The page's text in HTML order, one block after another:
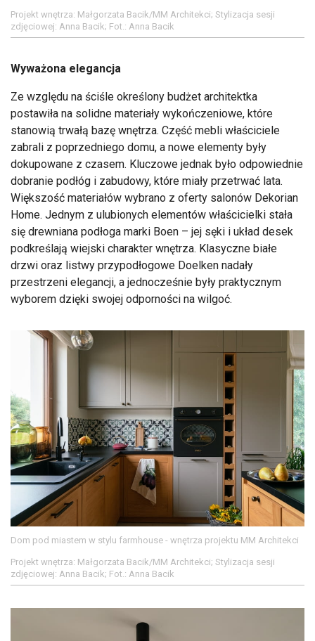
Projekt wnętrza: Małgorzata Bacik/MM Architekci; Stylizacja sesji
zdjęciowej: Anna Bacik; Fot.: Anna Bacik
Wyważona elegancja
Ze względu na ściśle określony budżet architektka
postawiła na solidne materiały wykończeniowe, które
stanowią trwałą bazę wnętrza. Część mebli właściciele
zabrali z poprzedniego domu, a nowe elementy były
dokupowane z czasem. Kluczowe jednak było odpowiednie
dobranie podłóg i zabudowy, które miały przetrwać lata.
Większość materiałów wybrano z oferty salonów Dekorian
Home. Jednym z ulubionych elementów właścicielki stała
się drewniana podłoga marki Boen – jej sęki i układ desek
podkreślają wiejski charakter wnętrza. Klasyczne białe
drzwi oraz listwy przypodłogowe Doelken nadały
przestrzeni elegancji, a jednocześnie były praktycznym
wyborem dzięki swojej odporności na wilgoć.
Dom pod miastem w stylu farmhouse - wnętrza projektu MM Architekci
Projekt wnętrza: Małgorzata Bacik/MM Architekci; Stylizacja sesji
zdjęciowej: Anna Bacik; Fot.: Anna Bacik